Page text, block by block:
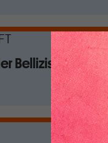
Bellizisten